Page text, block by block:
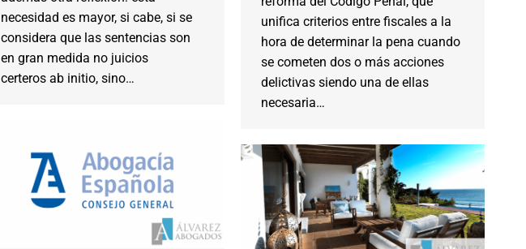
necesidad es mayor, si cabe, si se
considera que las sentencias son
en gran medida no juicios
certeros ab initio, sino…
unifica criterios entre fiscales a la
hora de determinar la pena cuando
se cometen dos o más acciones
delictivas siendo una de ellas
necesaria…